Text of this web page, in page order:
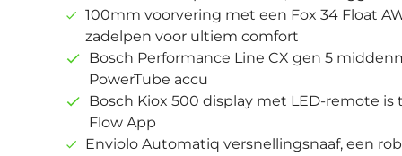
100mm voorvering met een Fox 34 Float
zadelpen voor ultiem comfort
Bosch Performance Line CX gen 5
PowerTube accu
Bosch Kiox 500 display met LED-remote
Flow App
Enviolo Automatiq versnellingsnaaf, een